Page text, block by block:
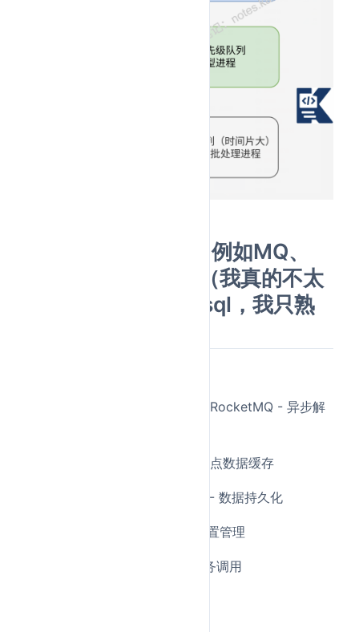
3.熟悉哪些中间件？例如MQ、
mysql、redis啥的（我真的不太
会中间件，他说mysql，我只熟
：RabbitMQ、Kafka、RocketMQ - 异步解
：Redis、Memcached - 热点数据缓存
：MySQL、PostgreSQL - 数据持久化
：Nacos、Apollo - 配置管理
：Dubbo、gRPC - 服务调用